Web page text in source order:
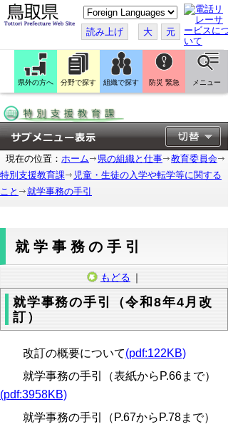
こ
の
ペ
ー
ジ
翻
訳
す
読み上げ 大 元
県外の方へ 分野で探す 組織で探す 防災 緊急 メニュー
現在の位置： ホーム 県の組織と仕事
教育委員会
特別支援教育課
児童・生徒の入学や転学等に関する
こと
就学事務の手引
就学事務の手引
もどる ｜
就学事務の手引（令和8年4月改
訂）
改訂の概要について(pdf:122KB)
就学事務の手引（表紙からP.66まで）
(pdf:3958KB)
就学事務の手引（P.67からP.78まで）